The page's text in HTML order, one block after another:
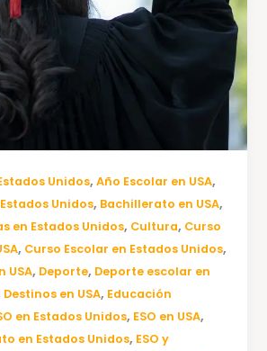
Unidos,Año Escolar en USA,
Unidos, Bachillerato en USA,
en Estados Unidos, Cultura, Curso
, Curso Escolar en Estados Unidos,
USA, Deporte, Deporte escolar en
Destinos en USA, Educación
en Estados Unidos, ESO en USA,
en Estados Unidos, ESO y